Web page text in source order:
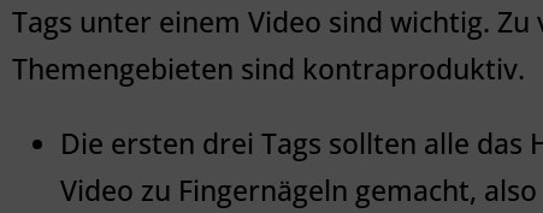
Tags unter einem Video sind wichtig.
Themengebieten sind kontraproduktiv.
Die ersten drei Tags sollten alle
Video zu Fingernägeln gemacht,